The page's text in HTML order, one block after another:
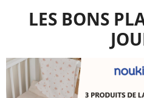
LES BONS